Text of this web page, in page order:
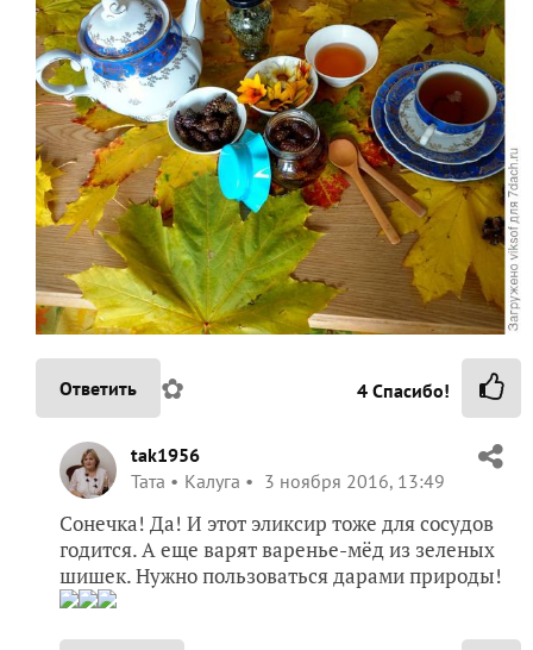
Ответить ✿ 4 Спасибо!
tak1956
Taта
Калуга 3 ноября 2016, 13:49
Сонечка! Да! И этот эликсир тоже для сосудов
годится. А еще варят варенье-мёд из зеленых
шишек. Нужно пользоваться дарами природы!